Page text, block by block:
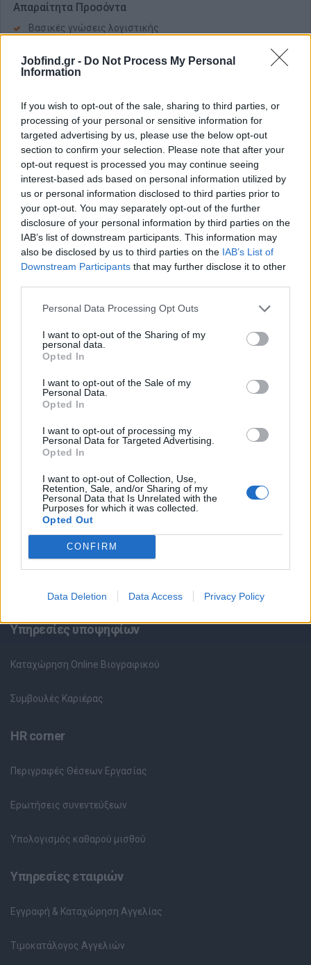
Jobfind.gr - Do Not Process My Personal
Information
If you wish to opt-out of the sale, sharing to third parties, or
processing of your personal or sensitive information for
targeted advertising by us, please use the below opt-out
section to confirm your selection. Please note that after your
opt-out request is processed you may continue seeing
interest-based ads based on personal information utilized by
us or personal information disclosed to third parties prior to
your opt-out. You may separately opt-out of the further
disclosure of your personal information by third parties on the
IAB’s list of downstream participants. This information may
also be disclosed by us to third parties on the IAB’s List of
Downstream Participants that may further disclose it to other
Personal Data Processing Opt Outs
I want to opt-out of the Sharing of my
personal data.
Opted In
I want to opt-out of the Sale of my
Personal Data.
Opted In
I want to opt-out of processing my
Personal Data for Targeted Advertising.
Opted In
I want to opt-out of Collection, Use,
Retention, Sale, and/or Sharing of my
Personal Data that Is Unrelated with the
Purposes for which it was collected.
Opted Out
CONFIRM
Data Deletion Data Access Privacy Policy
Απαραίτητα Προσόντα
Βασικές γνώσεις λογιστικής
προφορικός λόγος)
Άριστη χρήση υπολογιστών και εφαρμογών γραφείου
Εξοικείωση με περιβάλλον e-shop (θα εκτιμηθεί)
Υπευθυνότητα, οργάνωση, ομαδικότητα
Παροχές
Πλήρης εκπαίδευση σε όλες τις διαδικασίες και τα
προγράμματα της εταιρίας
Πλήρης ωράριο 08.00 - 16.00
Πλήρης ασφάλιση
Θέσεις εργασίας
Όλες οι Θέσεις Εργασίας
Θέσεις Εργασίας ανά Ειδικότητα
Θέσεις Εργασίας ανά Εταιρεία
Κέντρο Βοήθειας
Υπηρεσίες υποψηφίων
Καταχώρηση Online Βιογραφικού
Συμβουλές Καριέρας
HR corner
Περιγραφές Θέσεων Εργασίας
Ερωτήσεις συνεντεύξεων
Υπολογισμός καθαρού μισθού
Υπηρεσίες εταιριών
Εγγραφή & Καταχώρηση Αγγελίας
Τιμοκατάλογος Αγγελιών